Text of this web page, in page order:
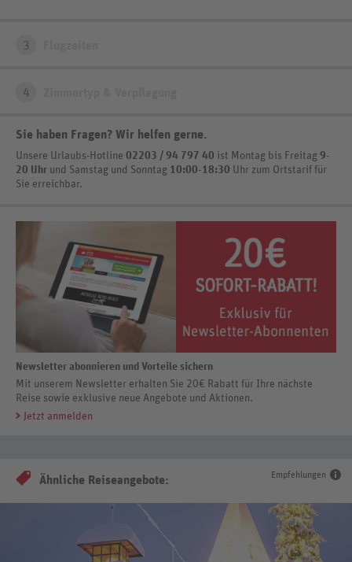
Klimaanlage, Kaffee/Tee Zubereitungsmöglichkeiten, Kühlschrank
und Essbereich, Bad mit Dusche/WC, Haartrockner, elektrischer
3
4
Sie haben Fragen? Wir helfen gerne.
Unsere Urlaubs-Hotline 02203 / 94 797 40 ist Montag bis Freitag 9-
20 Uhr und Samstag und Sonntag 10:00-18:30 Uhr zum Ortstarif für
Sie erreichbar.
Newsletter abonnieren und Vorteile sichern
Mit unserem Newsletter erhalten Sie 20€ Rabatt für Ihre nächste
Reise sowie exklusive neue Angebote und Aktionen.
Jetzt anmelden
Empfehlungen
Ähnliche Reiseangebote: